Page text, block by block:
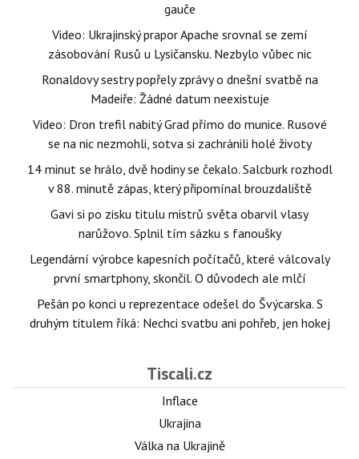
gauče
Video: Ukrajinský prapor Apache srovnal se zemí
zásobování Rusů u Lysičansku. Nezbylo vůbec nic
Ronaldovy sestry popřely zprávy o dnešní svatbě na
Madeiře: Žádné datum neexistuje
Video: Dron trefil nabitý Grad přímo do munice. Rusové
se na nic nezmohli, sotva si zachránili holé životy
14 minut se hrálo, dvě hodiny se čekalo. Salcburk rozhodl
v 88. minutě zápas, který připomínal brouzdaliště
Gavi si po zisku titulu mistrů světa obarvil vlasy
narůžovo. Splnil tím sázku s fanoušky
Legendární výrobce kapesních počítačů, které válcovaly
první smartphony, skončil. O důvodech ale mlčí
Pešán po konci u reprezentace odešel do Švýcarska. S
druhým titulem říká: Nechci svatbu ani pohřeb, jen hokej
Tiscali.cz
Inflace
Ukrajina
Válka na Ukrajině